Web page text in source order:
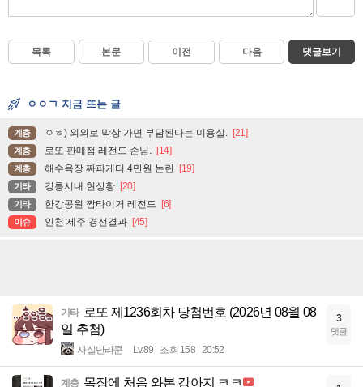
목록 본문 이전 다음 댓글보기
ㅇㅇㄱ 지금 뜨는 글
계층 ㅇㅎ) 외외로 막상 가면 부담된다는 미용실. [21]
계층 로또 판매점 레전드 손님. [14]
계층 해수욕장 짜파게티 4만원 논란 [19]
기타 강릉시내 현상황 [20]
기타 한강공원 짬타이거 레전드 [6]
이슈 인천 제주 경선결과 [45]
기타 로또 제1236회차 당첨번호 (2026년 08월 08
일 추첨)
사실난라쿤 Lv.89 조회 158 20:52
3
댓글
계층 목장에 처음 와본 강아지 ㅋㅋ